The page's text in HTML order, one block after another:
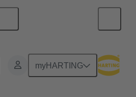
myHARTING